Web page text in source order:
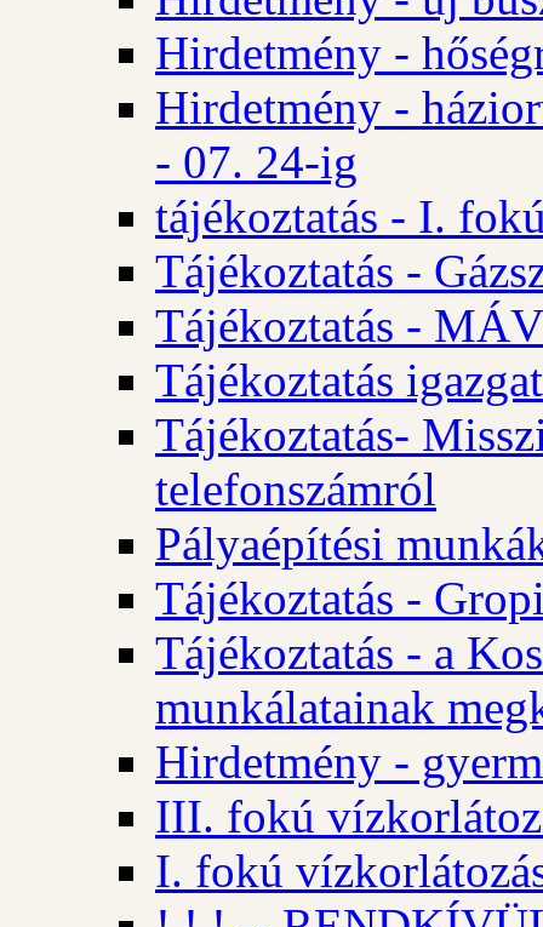
Hirdetmény -
Hirdetmény -
- 07. 24-ig
tájékoztatás - I.
Tájékoztatás -
Tájékoztatás -
Tájékoztatás
Tájékoztatás-
telefonszámról
Pályaépítési
Tájékoztatás -
Tájékoztatás - a
munkálatainak
Hirdetmény -
III. fokú
I. fokú